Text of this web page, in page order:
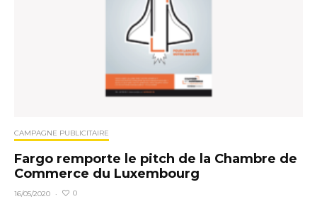
CAMPAGNE PUBLICITAIRE
Fargo remporte le pitch de la Chambre de
Commerce du Luxembourg
16/05/2020 · 0